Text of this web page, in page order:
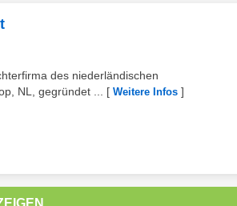
des niederländischen
NL, gegründet ...
[ Weitere Infos ]